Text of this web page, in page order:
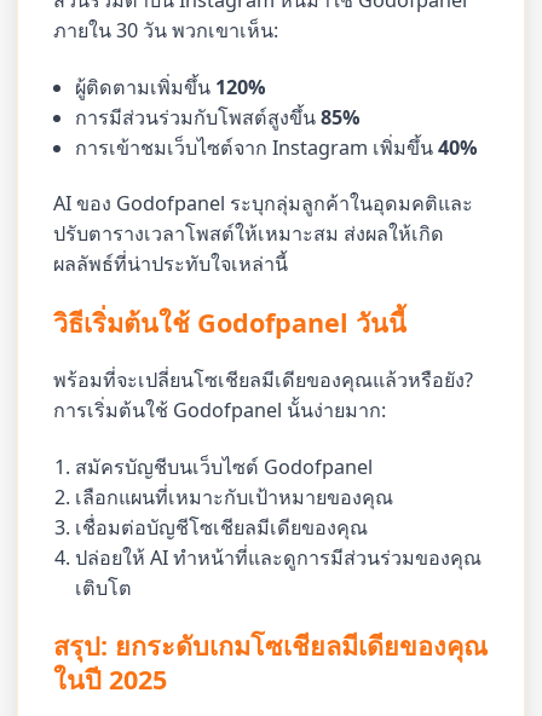
ภายใน 30 วัน พวกเขาเห็น:
ผู้ติดตามเพิ่มขึ้น 120%
การมีส่วนร่วมกับโพสต์สูงขึ้น85%
การเข้าชมเว็บไซต์จาก Instagram เพิ่มขึ้น40%
AI ของ Godofpanel ระบุกลุ่มลูกค้าในอุดมคติและ
ปรับตารางเวลาโพสต์ให้เหมาะสม ส่งผลให้เกิด
ผลลัพธ์ที่น่าประทับใจเหล่านี้
วิธีเริ่มต้นใช้ Godofpanel วันนี้
พร้อมที่จะเปลี่ยนโซเชียลมีเดียของคุณแล้วหรือยัง?
การเริ่มต้นใช้ Godofpanel นั้นง่ายมาก:
สมัครบัญชีบนเว็บไซต์ Godofpanel
เลือกแผนที่เหมาะกับเป้าหมายของคุณ
เชื่อมต่อบัญชีโซเชียลมีเดียของคุณ
ปล่อยให้ AI ทำหน้าที่และดูการมีส่วนร่วมของคุณ
เติบโต
สรุป: ยกระดับเกมโซเชียลมีเดียของคุณ
ในปี 2025